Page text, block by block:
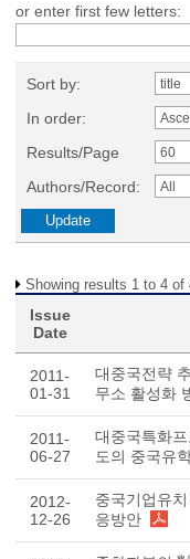
or enter first few letters:
Sort by:
In order:
Results/Page
Authors/Record:
Showing results 1 to 4 of
Issue
Date
2011-
01-31
대중국전략
무소 활성화
2011-
06-27
대중국특화
도의 중국유
2012-
12-26
중국기업유
응방안